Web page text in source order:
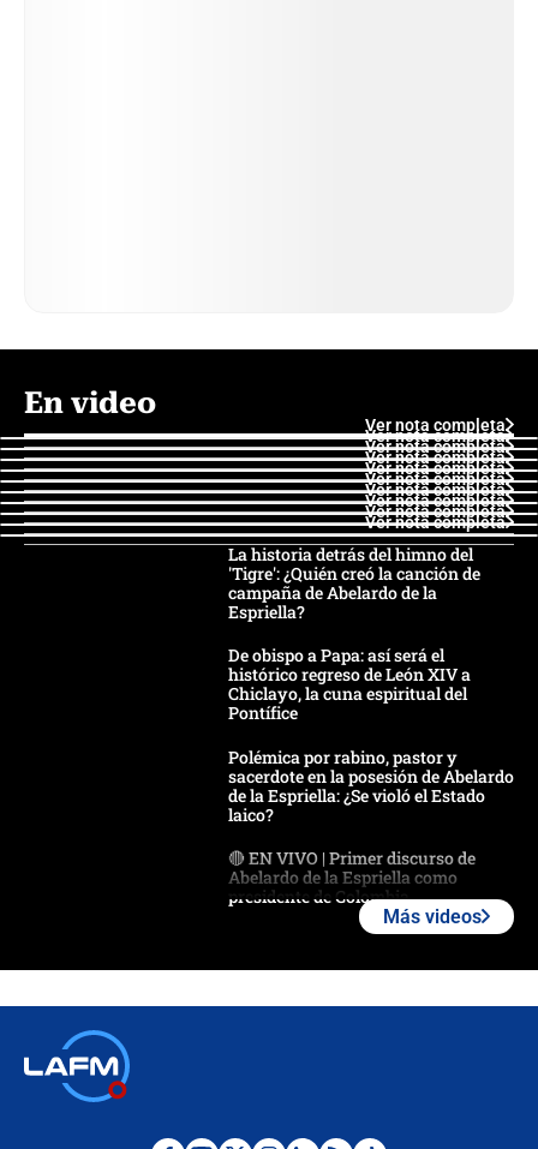
En video
Ver nota completa
Ver nota completa
Ver nota completa
Ver nota completa
Ver nota completa
Ver nota completa
Ver nota completa
Ver nota completa
Ver nota completa
Ver nota completa
La historia detrás del himno del
'Tigre': ¿Quién creó la canción de
campaña de Abelardo de la
Espriella?
De obispo a Papa: así será el
histórico regreso de León XIV a
Chiclayo, la cuna espiritual del
Pontífice
Polémica por rabino, pastor y
sacerdote en la posesión de Abelardo
de la Espriella: ¿Se violó el Estado
laico?
🔴 EN VIVO | Primer discurso de
Abelardo de la Espriella como
presidente de Colombia
Más videos